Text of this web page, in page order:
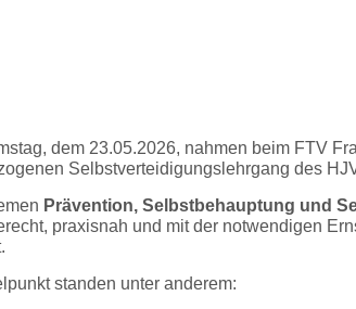
dem 23.05.2026, nahmen beim FTV
Selbstverteidigungslehrgang des
Prävention, Selbstbehauptung und
praxisnah und mit der notwendigen
standen unter anderem: